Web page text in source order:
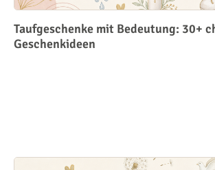
Taufgeschenke mit Bedeutung: 30+
Geschenkideen